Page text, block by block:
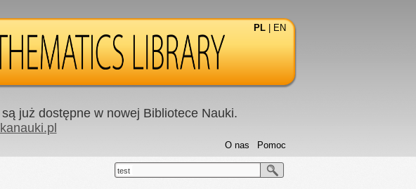
PL EN
już dostępne w nowej Bibliotece Nauki.
Pomoc
O nas
test